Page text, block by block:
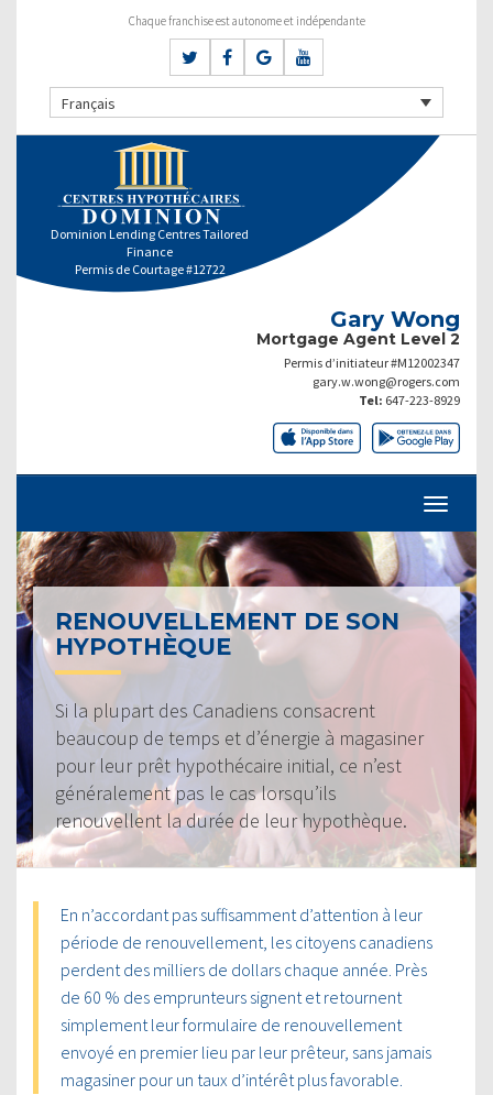
Chaque franchise est autonome et indépendante
Français
Dominion Lending Centres Tailored
Finance
Permis de Courtage #12722
Gary Wong
Mortgage Agent Level 2
Permis d’initiateur #M12002347
gary.w.wong@rogers.com
Tel: 647-223-8929
RENOUVELLEMENT DE SON
HYPOTHÈQUE
Si la plupart des Canadiens consacrent
beaucoup de temps et d’énergie à magasiner
pour leur prêt hypothécaire initial, ce n’est
généralement pas le cas lorsqu’ils
renouvellent la durée de leur hypothèque.
En n’accordant pas suffisamment d’attention à leur
période de renouvellement, les citoyens canadiens
perdent des milliers de dollars chaque année. Près
de 60 % des emprunteurs signent et retournent
simplement leur formulaire de renouvellement
envoyé en premier lieu par leur prêteur, sans jamais
magasiner pour un taux d’intérêt plus favorable.